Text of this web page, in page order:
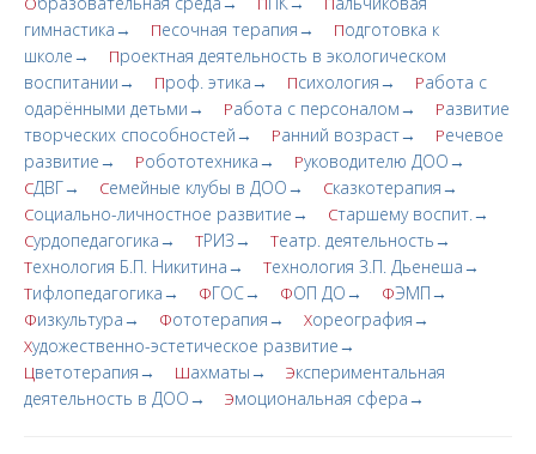
гимнастика→
Песочная терапия→ Подготовка к
школе→
Проектная деятельность в экологическом
воспитании→
Проф. этика→ Психология→ Работа с
одарёнными детьми→
Работа с персоналом→ Развитие
творческих cпoсобностей→
Ранний возраст→ Речевое
развитие→
Робототехника→ Руководителю ДОО→
СДВГ→ Семейные клубы в ДОО→ Сказкотерапия→
Социально-личностное развитие→ Старшему воспит.→
Сурдопедагогика→ ТРИЗ→ Театр. деятельность→
Технология Б.П. Никитина→ Технология З.П. Дьенеша→
Тифлопедагогика→ ФГОС→ ФОП ДО→ ФЭМП→
Физкультура→ Фототерапия→ Хореография→
Художественно-эстетическое развитие→
Цветотерапия→ Шахматы→ Экспериментальная
деятельность в ДОО→
Эмоциональная сфера→